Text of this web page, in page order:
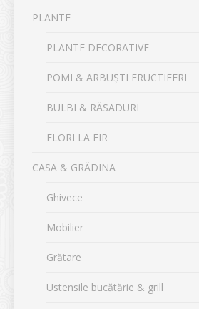
PLANTE
PLANTE DECORATIVE
POMI & ARBUȘTI FRUCTIFERI
BULBI & RĂSADURI
FLORI LA FIR
CASA & GRĂDINA
Ghivece
Mobilier
Grătare
Ustensile bucătărie & grill